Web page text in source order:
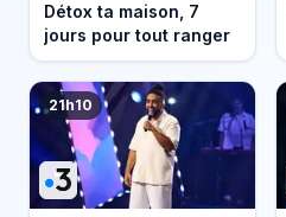
Détox ta maison, 7
jours pour tout ranger
21h10